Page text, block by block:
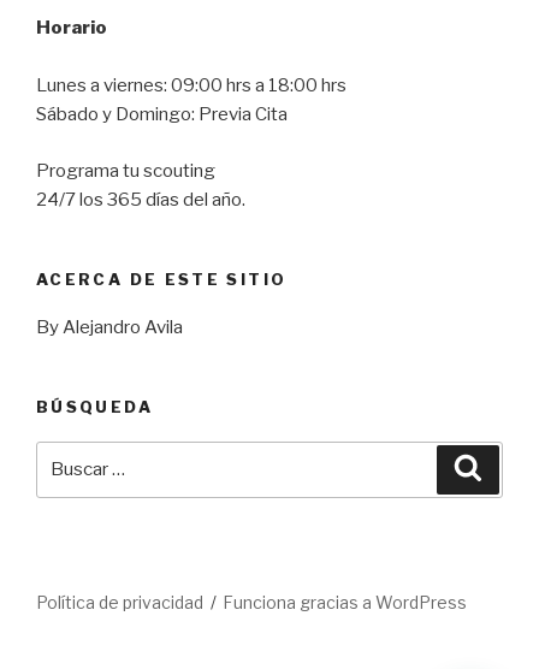
Horario
Lunes a viernes: 09:00 hrs a 18:00 hrs
Sábado y Domingo: Previa Cita
Programa tu scouting
24/7 los 365 días del año.
ACERCA DE ESTE SITIO
By Alejandro Avila
BÚSQUEDA
Política de privacidad Funciona gracias a WordPress